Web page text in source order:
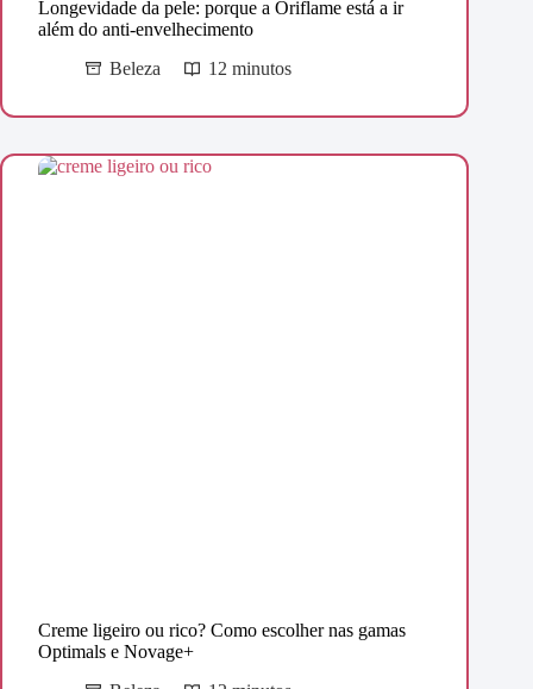
Longevidade da pele: porque a Oriflame está a ir
além do anti-envelhecimento
Beleza
12 minutos
Creme ligeiro ou rico? Como escolher nas gamas
Optimals e Novage+